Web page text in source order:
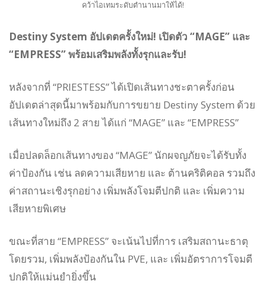
คว้าไอเทมระดับตำนานมาให้ได้!
Destiny System อัปเดตครั้งใหม่! เปิดตัว “MAGE” และ
“EMPRESS” พร้อมเสริมพลังทั้งรุกและรับ!
หลังจากที่ “PRIESTESS” ได้เปิดเส้นทางชะตาครั้งก่อน
อัปเดตล่าสุดนี้มาพร้อมกับการขยาย Destiny System ด้วย
เส้นทางใหม่ถึง 2 สาย ได้แก่ “MAGE” และ “EMPRESS”
เมื่อปลดล็อกเส้นทางของ “MAGE” นักผจญภัยจะได้รับทั้ง
ค่าป้องกัน เช่น ลดความเสียหาย และ ต้านคริติคอล รวมถึง
ค่าสถานะเชิงรุกอย่าง เพิ่มพลังโจมตีปกติ และ เพิ่มความ
เสียหายพิเศษ
ขณะที่สาย “EMPRESS” จะเน้นไปที่การ เสริมสถานะธาตุ
โดยรวม, เพิ่มพลังป้องกันใน PVE, และ เพิ่มอัตราการโจมตี
ปกติให้แม่นยำยิ่งขึ้น